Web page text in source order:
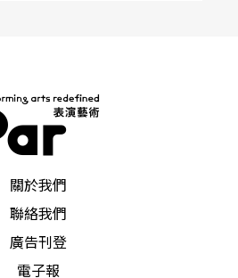
關於我們
聯絡我們
廣告刊登
電子報